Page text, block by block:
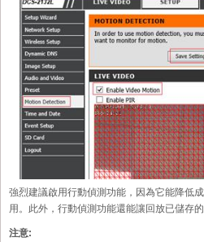
強烈建議啟用行動偵測功能，因為它能降低
用。此外，行動偵測功能還能讓回放已儲存
注意: